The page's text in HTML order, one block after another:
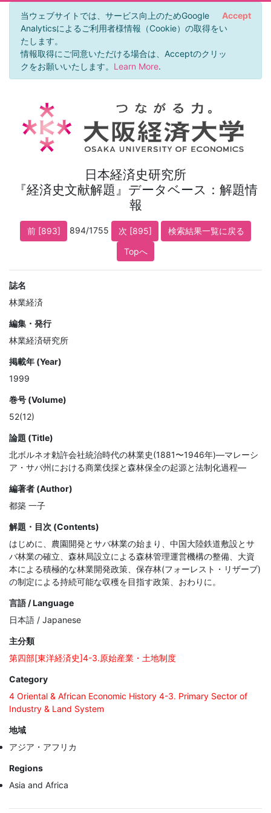
当ウェブサイトでは、サービス向上のためGoogle
Analyticsによるご利用者様情報（Cookie）の取得をい
たします。
情報取得にご同意いただける場合は、Acceptのクリッ
クをお願いいたします。 Learn More.
Accept
日本経済史研究所
『経済史文献解題』データベース：解題情
報
前 [893] 894/1755 次 [895]
検索結果一覧に戻る
Topへ
誌名
林業経済
編集・発行
林業経済研究所
掲載年 (Year)
1999
巻号 (Volume)
52(12)
論題 (Title)
北ボルネオ勅許会社統治時代の林業史(1881〜1946年)—マレーシ
ア・サバ州における商業伐採と森林保全の起源と法制化過程—
編著者 (Author)
都築 一子
解題・目次 (Contents)
はじめに、農園開発とサバ林業の始まり、中国大陸鉄道敷設とサ
バ林業の確立、森林局設立による森林管理運営機構の整備、大資
本による積極的な林業開発政策、保存林(フォーレスト・リザーブ)
の制定による持続可能な収穫を目指す政策、おわりに。
言語 / Language
日本語 / Japanese
主分類
第四部[東洋経済史]4-3.原始産業・土地制度
Category
4 Oriental & African Economic History 4-3. Primary Sector of
Industry & Land System
地域
アジア・アフリカ
Regions
Asia and Africa